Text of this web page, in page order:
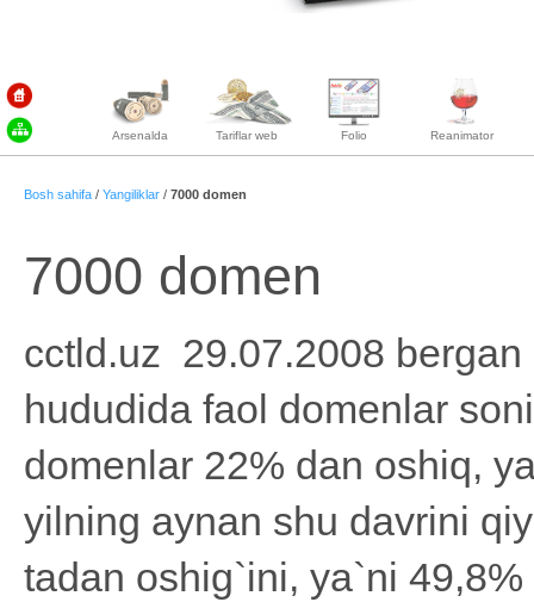
Arsenalda Tariflar web Folio Reanimator
Bosh sahifa / Yangiliklar / 7000 domen
7000 domen
cctld.uz 29.07.2008
hududida faol domenlar
domenlar 22% dan oshiq,
yilning aynan shu davrini
tadan oshig`ini, ya`ni